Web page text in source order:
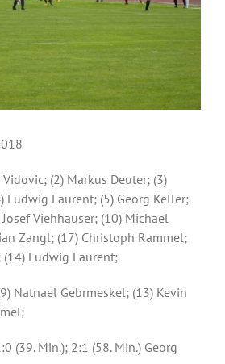
Vidovic; (2) Markus Deuter; (3)
Ludwig Laurent; (5) Georg Keller;
Viehhauser; (10) Michael
Zangl; (17) Christoph Rammel;
(14) Ludwig Laurent;
Natnael Gebrmeskel; (13) Kevin
(39. Min.); 2:1 (58. Min.) Georg